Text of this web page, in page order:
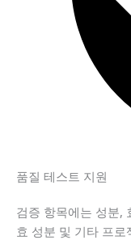
품질 테스트 지원
검증 항목에는 성분,
효 성분 및 기타 프